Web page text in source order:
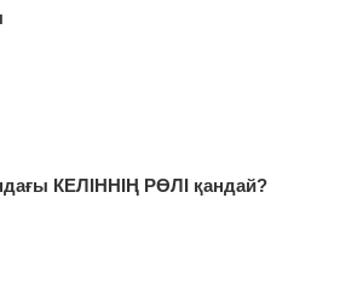
КЕЛІННІҢ РӨЛІ қандай?